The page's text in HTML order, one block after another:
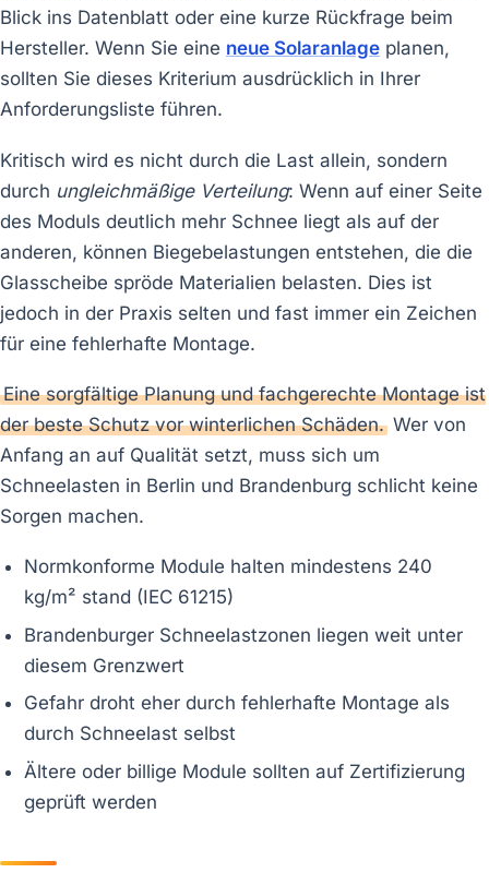
Blick ins Datenblatt oder eine kurze Rückfrage beim
Hersteller. Wenn Sie eine neue Solaranlage planen,
sollten Sie dieses Kriterium ausdrücklich in Ihrer
Anforderungsliste führen.
Kritisch wird es nicht durch die Last allein, sondern
durch ungleichmäßige Verteilung: Wenn auf einer Seite
des Moduls deutlich mehr Schnee liegt als auf der
anderen, können Biegebelastungen entstehen, die die
Glasscheibe spröde Materialien belasten. Dies ist
jedoch in der Praxis selten und fast immer ein Zeichen
für eine fehlerhafte Montage.
Eine sorgfältige Planung und fachgerechte Montage ist
der beste Schutz vor winterlichen Schäden.Wer von
Anfang an auf Qualität setzt, muss sich um
Schneelasten in Berlin und Brandenburg schlicht keine
Sorgen machen.
Normkonforme Module halten mindestens 240
kg/m² stand (IEC 61215)
Brandenburger Schneelastzonen liegen weit unter
diesem Grenzwert
Gefahr droht eher durch fehlerhafte Montage als
durch Schneelast selbst
Ältere oder billige Module sollten auf Zertifizierung
geprüft werden